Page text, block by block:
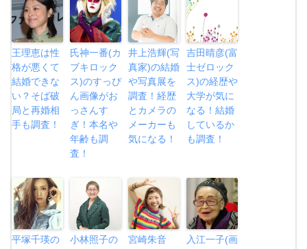
王理恵は性
格が悪くて
結婚できな
い？そば破
局と再婚相
手も調査！
氏神一番(カ
ブキロック
ス)のすっぴ
ん画像がお
っさんす
ぎ！本名や
年齢も調
査！
井上浩輝(写
真家)の結婚
や写真展を
調査！経歴
とカメラの
メーカーも
気になる！
吉田晴彦(富
士ゼロック
ス)の経歴や
大学が気に
なる！結婚
しているか
も調査！
平塚千瑛の
小林照子の
宮崎朱音
入江一子(画